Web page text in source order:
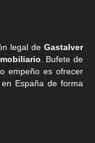
legal de Gastalver
. Bufete de
empeño es ofrecer
España de forma